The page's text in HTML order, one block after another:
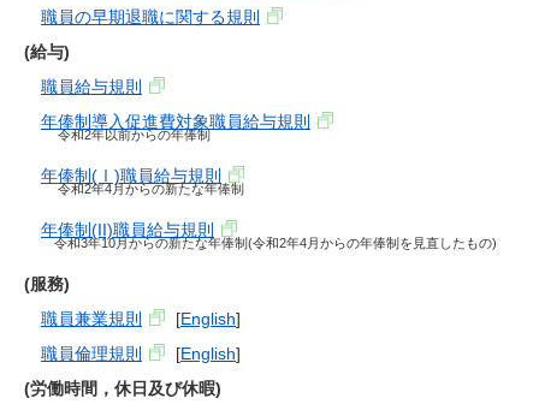
職員の早期退職に関する規則
(給与)
職員給与規則
年俸制導入促進費対象職員給与規則
令和2年以前からの年俸制
年俸制(Ⅰ)職員給与規則
令和2年4月からの新たな年俸制
年俸制(II)職員給与規則
令和3年10月からの新たな年俸制(令和2年4月からの年俸制を見直したもの)
(服務)
職員兼業規則
[English]
職員倫理規則
[English]
(労働時間，休日及び休暇)